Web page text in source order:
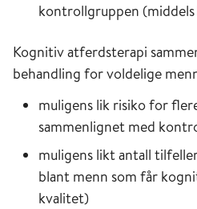
kontrollgruppen
Kognitiv atferdsterapi
behandling for voldelige
muligens lik risiko for
sammenlignet med
muligens likt antall
blant menn som får
kvalitet)